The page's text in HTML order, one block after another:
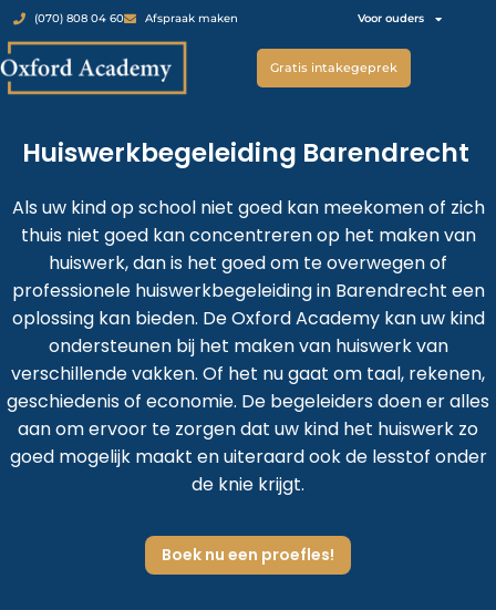
(070) 808 04 60 Afspraak maken Voor ouders
Gratis intakegeprek
Huiswerkbegeleiding Barendrecht
Als uw kind op school niet goed kan meekomen of zich
thuis niet goed kan concentreren op het maken van
huiswerk, dan is het goed om te overwegen of
professionele huiswerkbegeleiding in Barendrecht een
oplossing kan bieden. De Oxford Academy kan uw kind
ondersteunen bij het maken van huiswerk van
verschillende vakken. Of het nu gaat om taal, rekenen,
geschiedenis of economie. De begeleiders doen er alles
aan om ervoor te zorgen dat uw kind het huiswerk zo
goed mogelijk maakt en uiteraard ook de lesstof onder
de knie krijgt.
Boek nu een proefles!